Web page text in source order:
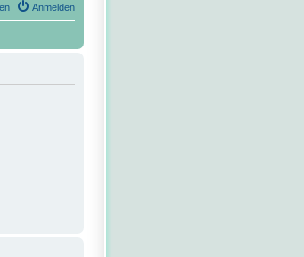
Anmelden